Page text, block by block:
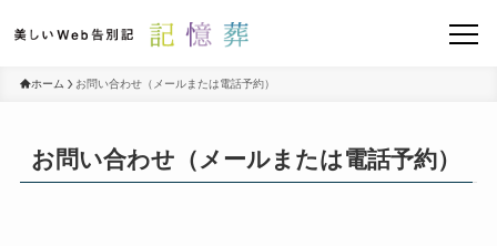
ホーム お問い合わせ（メールまたは電話予約）
お問い合わせ（メールまたは電話予約）